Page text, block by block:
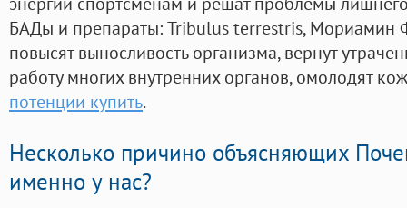
БАДы и препараты:Tribulus terrestris, Мориамин
повысят выносливость организма, вернут
работу многих внутренних органов, омолодят
потенции купить.
Несколько причино объясняющих
именно у нас?